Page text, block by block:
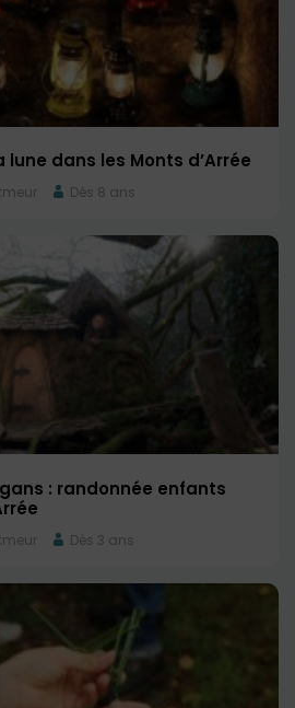
lune dans les Monts d’Arrée
Dès 8 ans
: randonnée enfants
Dès 3 ans